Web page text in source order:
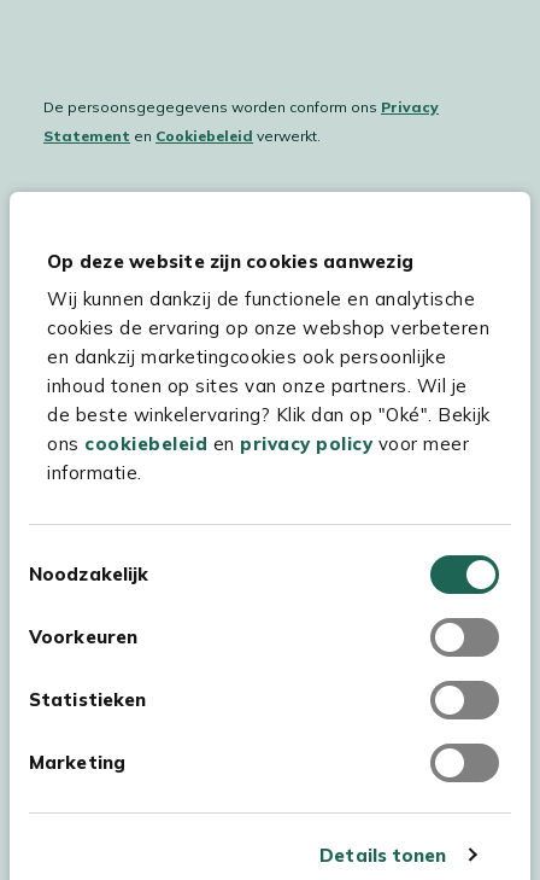
Op deze website zijn cookies aanwezig
Wij kunnen dankzij de functionele en analytische
cookies de ervaring op onze webshop verbeteren
en dankzij marketingcookies ook persoonlijke
inhoud tonen op sites van onze partners. Wil je
de beste winkelervaring? Klik dan op "Oké". Bekijk
ons cookiebeleid en privacy policyvoor meer
informatie.
Noodzakelijk
Voorkeuren
Statistieken
Marketing
Details tonen
De persoonsgegegevens worden conform ons Privacy
Statement en Cookiebeleid verwerkt.
Hulp & service
Assortiment
Kees Smit Tuinmeubelen
Experience Stores XXL